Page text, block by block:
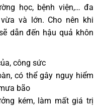
học, bệnh viện,… đa
và lớn. Cho nên khi
dẫn đến hậu quả khôn
công sức
có thể gây nguy hiểm
bão
kém, làm mất giá trị